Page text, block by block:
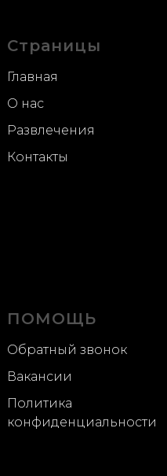
Страницы
Главная
О нас
Развлечения
Контакты
ПОМОЩЬ
Обратный звонок
Вакансии
Политика
конфиденциальности